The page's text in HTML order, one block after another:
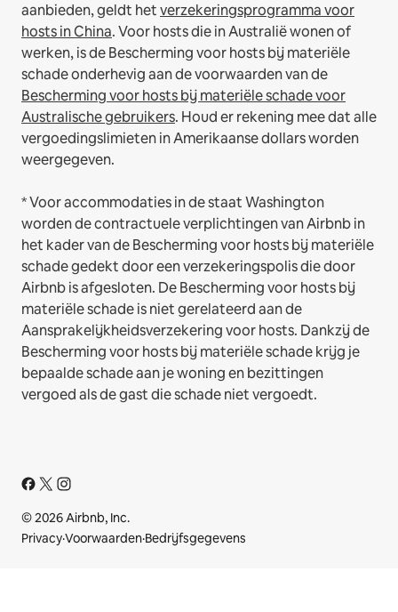
aanbieden, geldt hetverzekeringsprogramma voor
hosts in China.Voor hosts die in Australië wonen of
werken, is de Bescherming voor hosts bij materiële
schade onderhevig aan de voorwaarden van de
Bescherming voor hosts bij materiële schade voor
Australische gebruikers. Houd er rekening mee dat alle
vergoedingslimieten in Amerikaanse dollars worden
weergegeven.
* Voor accommodaties in de staat Washington
worden de contractuele verplichtingen van Airbnb in
het kader van de Bescherming voor hosts bij materiële
schade gedekt door een verzekeringspolis die door
Airbnb is afgesloten. De Bescherming voor hosts bij
materiële schade is niet gerelateerd aan de
Aansprakelijkheidsverzekering voor hosts. Dankzij de
Bescherming voor hosts bij materiële schade krijg je
bepaalde schade aan je woning en bezittingen
vergoed als de gast die schade niet vergoedt.
© 2026 Airbnb, Inc.
Privacy·Voorwaarden·Bedrijfsgegevens